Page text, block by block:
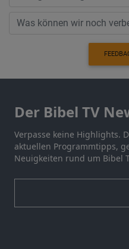
Der Bibel TV
Verpasse keine Highlights.
aktuellen Programmtipps,
Neuigkeiten rund um Bibel